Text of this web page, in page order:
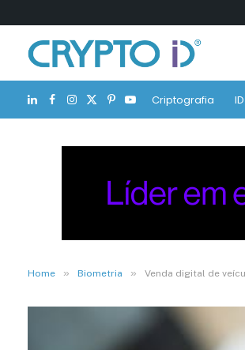
LinkedIn
Facebook
Instagram
X
(Twitter)
Pinterest
YouTubeCriptografia ID
Home » Biometria » Venda digital de